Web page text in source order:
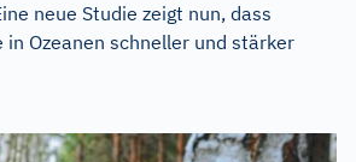
neue Studie zeigt nun, dass
Ozeanen schneller und stärker